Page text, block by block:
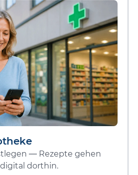
— Rezepte gehen
dorthin.